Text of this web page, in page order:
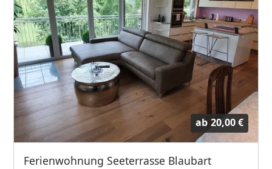
ab 20,00 €
Ferienwohnung Seeterrasse Blaubart